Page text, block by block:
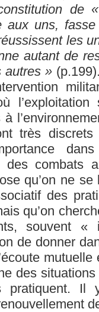
de
aux uns,
les
autant de
autres »
très
des combats
qu’on ne
des
qu’on
souvent «
de donner
mutuelle
des
pratiquent.